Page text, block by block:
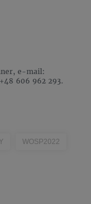
e-mail:
606 962 293.
WOSP2022